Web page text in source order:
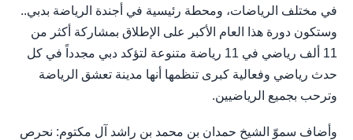
في مختلف الرياضات، ومحطة رئيسية في أجندة الرياضة بدبي..
وستكون دورة هذا العام الأكبر على الإطلاق بمشاركة أكثر من
11 ألف رياضي في 11 رياضة متنوعة لتؤكد دبي مجدداً في كل
حدث رياضي وفعالية كبرى تنظمها أنها مدينة تعشق الرياضة
وترحب بجميع الرياضيين.
وأضاف سموّ الشيخ حمدان بن محمد بن راشد آل مكتوم: نحرص